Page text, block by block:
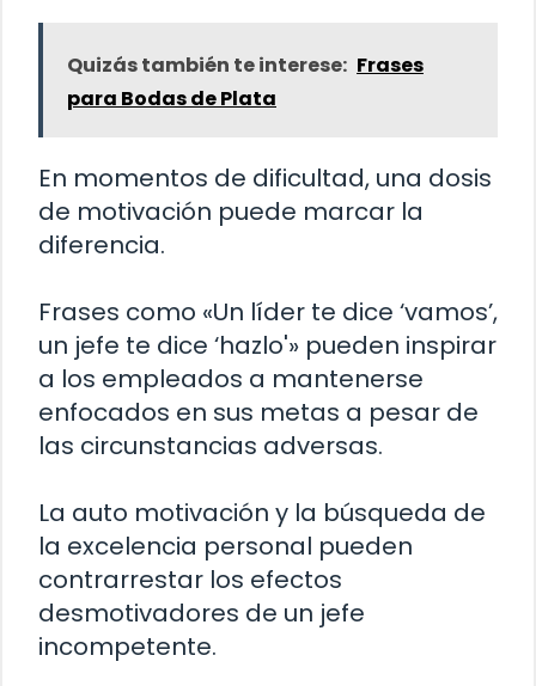
Quizás también te interese: Frases
para Bodas de Plata
En momentos de dificultad, una dosis
de motivación puede marcar la
diferencia.
Frases como «Un líder te dice ‘vamos’,
un jefe te dice ‘hazlo'» pueden inspirar
a los empleados a mantenerse
enfocados en sus metas a pesar de
las circunstancias adversas.
La auto motivación y la búsqueda de
la excelencia personal pueden
contrarrestar los efectos
desmotivadores de un jefe
incompetente.